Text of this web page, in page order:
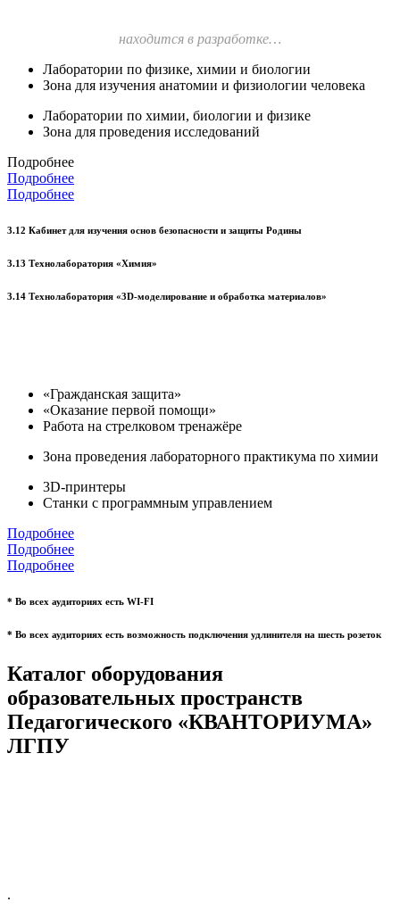
находится в разработке…
Лаборатории по физике, химии и биологии
Зона для изучения анатомии и физиологии человека
Лаборатории по химии, биологии и физике
Зона для проведения исследований
Подробнее
Подробнее
Подробнее
3.12 Кабинет для изучения основ безопасности и защиты Родины
3.13 Технолаборатория «Химия»
3.14 Технолаборатория «3D-моделирование и обработка материалов»
«Гражданская защита»
«Оказание первой помощи»
Работа на стрелковом тренажёре
Зона проведения лабораторного практикума по химии
3D-принтеры
Станки с программным управлением
Подробнее
Подробнее
Подробнее
* Во всех аудиториях есть WI-FI
* Во всех аудиториях есть возможность подключения удлинителя на шесть розеток
Каталог оборудования
образовательных пространств
Педагогического «КВАНТОРИУМА»
ЛГПУ
.